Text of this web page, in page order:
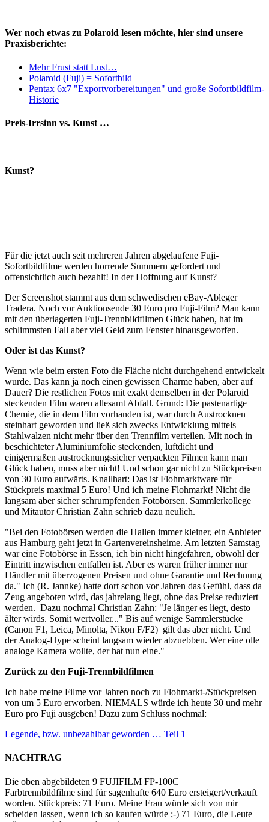
Wer noch etwas zu Polaroid lesen möchte, hier sind unsere
Praxisberichte:
Mehr Frust statt Lust…
Polaroid (Fuji) = Sofortbild
Pentax 6x7 "Exportvorbereitungen" und große Sofortbildfilm-
Historie
Preis-Irrsinn vs. Kunst …
Kunst?
Für die jetzt auch seit mehreren Jahren abgelaufene Fuji-
Sofortbildfilme werden horrende Summern gefordert und
offensichtlich auch bezahlt! In der Hoffnung auf Kunst?
Der Screenshot stammt aus dem schwedischen eBay-Ableger
Tradera. Noch vor Auktionsende 30 Euro pro Fuji-Film? Man kann
mit den überlagerten Fuji-Trennbildfilmen Glück haben, hat im
schlimmsten Fall aber viel Geld zum Fenster hinausgeworfen.
Oder ist das Kunst?
Wenn wie beim ersten Foto die Fläche nicht durchgehend entwickelt
wurde. Das kann ja noch einen gewissen Charme haben, aber auf
Dauer? Die restlichen Fotos mit exakt demselben in der Polaroid
steckenden Film waren allesamt Abfall. Grund: Die pastenartige
Chemie, die in dem Film vorhanden ist, war durch Austrocknen
steinhart geworden und ließ sich zwecks Entwicklung mittels
Stahlwalzen nicht mehr über den Trennfilm verteilen. Mit noch in
beschichteter Aluminiumfolie steckenden, luftdicht und
einigermaßen austrocknungssicher verpackten Filmen kann man
Glück haben, muss aber nicht! Und schon gar nicht zu Stückpreisen
von 30 Euro aufwärts. Knallhart: Das ist Flohmarktware für
Stückpreis maximal 5 Euro! Und ich meine Flohmarkt! Nicht die
langsam aber sicher schrumpfenden Fotobörsen. Sammlerkollege
und Mitautor Christian Zahn schrieb dazu neulich.
"Bei den Fotobörsen werden die Hallen immer kleiner, ein Anbieter
aus Hamburg geht jetzt in Gartenvereinsheime. Am letzten Samstag
war eine Fotobörse in Essen, ich bin nicht hingefahren, obwohl der
Eintritt inzwischen entfallen ist. Aber es waren früher immer nur
Händler mit überzogenen Preisen und ohne Garantie und Rechnung
da." Ich (R. Jannke) hatte dort schon vor Jahren das Gefühl, dass da
Zeug angeboten wird, das jahrelang liegt, ohne das Preise reduziert
werden. Dazu nochmal Christian Zahn: "Je länger es liegt, desto
älter wirds. Somit wertvoller..." Bis auf wenige Sammlerstücke
(Canon F1, Leica, Minolta, Nikon F/F2) gilt das aber nicht. Und
der Analog-Hype scheint langsam wieder abzuebben. Wer eine olle
analoge Kamera wollte, der hat nun eine."
Zurück zu den Fuji-Trennbildfilmen
Ich habe meine Filme vor Jahren noch zu Flohmarkt-/Stückpreisen
von um 5 Euro erworben. NIEMALS würde ich heute 30 und mehr
Euro pro Fuji ausgeben! Dazu zum Schluss nochmal:
Legende, bzw. unbezahlbar geworden … Teil 1
NACHTRAG
Die oben abgebildeten 9 FUJIFILM FP-100C
Farbtrennbildfilme sind für sagenhafte 640 Euro ersteigert/verkauft
worden. Stückpreis: 71 Euro. Meine Frau würde sich von mir
scheiden lassen, wenn ich so kaufen würde ;-) 71 Euro, die Leute